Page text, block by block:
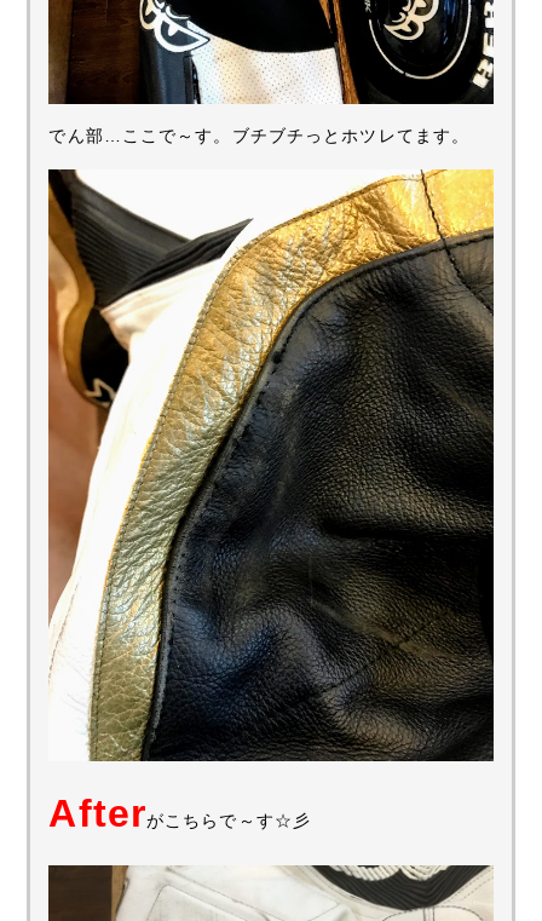
でん部…ここで～す。ブチブチっとホツレてます。
Afterがこちらで～す☆彡